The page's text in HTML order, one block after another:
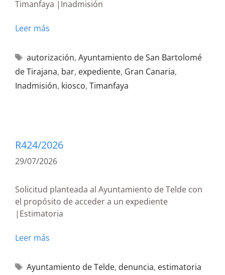
Timanfaya |Inadmisión
Leer más
autorización, Ayuntamiento de San Bartolomé
de Tirajana, bar, expediente, Gran Canaria,
Inadmisión, kiosco, Timanfaya
R424/2026
29/07/2026
Solicitud planteada al Ayuntamiento de Telde con
el propósito de acceder a un expediente
|Estimatoria
Leer más
Ayuntamiento de Telde, denuncia, estimatoria